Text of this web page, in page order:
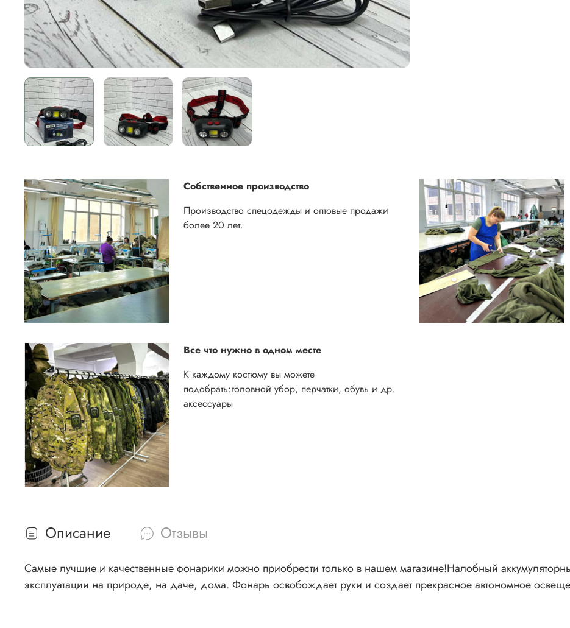
Собственное производство
Производство спецодежды и оптовые продажи
более 20 лет.
Все что нужно в одном месте
К каждому костюму вы можете
подобрать:головной убор, перчатки, обувь и др.
аксессуары
Описание Отзывы
Самые лучшие и качественные фонарики можно приобрести только в нашем магазине!Налобный
эксплуатации на природе, на даче, дома. Фонарь освобождает руки и создает прекрасное автономное